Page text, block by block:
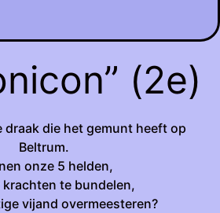
(2e)
draak die het gemunt heeft op
Beltrum.
onze 5 helden,
te bundelen,
vijand overmeesteren?